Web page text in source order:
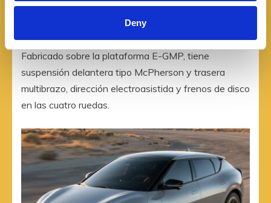
Deny
Fabricado sobre la plataforma E-GMP, tiene
suspensión delantera tipo McPherson y trasera
multibrazo, dirección electroasistida y frenos de disco
en las cuatro ruedas.